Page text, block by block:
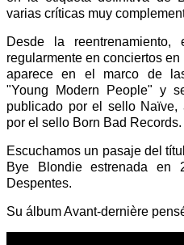
varias críticas muy
Desde la
regularmente en conciertos
aparece en el marco de
"Young Modern People" y
publicado por el sello
por el sello Born Bad Records.
Escuchamos un pasaje del
Bye Blondie estrenada en
Despentes.
Su álbum Avant-dernière